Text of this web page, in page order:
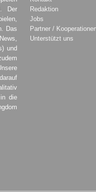
Der
Das
und
die
Redaktion
Jobs
Partner /
Unterstützt uns